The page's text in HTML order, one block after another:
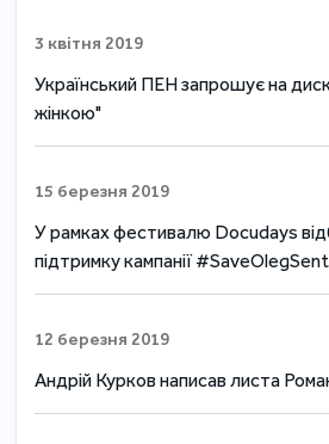
3 квітня 2019
Український ПЕН запрошує на
жінкою"
15 березня 2019
У рамках фестивалю Docudays
підтримку кампанії
12 березня 2019
Андрій Курков написав листа